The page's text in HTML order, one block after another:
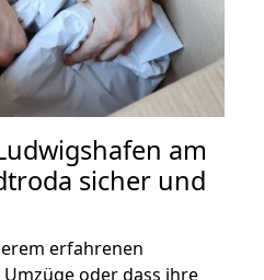
am
sicher und
erfahrenen
oder dass ihre